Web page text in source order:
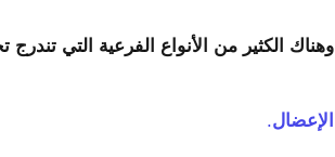
وهناك الكثير من الأنواع الفرعية التي
الإعضال.